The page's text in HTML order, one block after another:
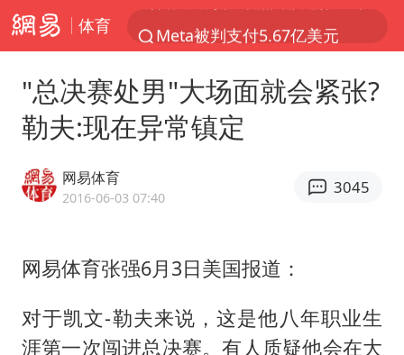
体育
Meta被判支付5.67亿美元
47岁妈妈突然产女 26岁女儿：很震惊
实探山东最热的“中国蔬菜之乡”
台风白海豚最新路径研判来了
粉笔发布“自曝式”公开信
"总决赛处男"大场面就会紧张?
勒夫:现在异常镇定
网易体育
2016-06-03 07:40
3045
网易体育张强6月3日美国报道：
对于凯文-勒夫来说，这是他八年职业生
涯第一次闯进总决赛。有人质疑他会在大